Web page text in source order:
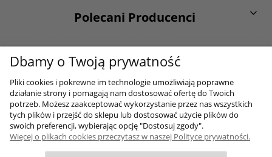
Polecani Producenci
O firmie
Moje konto
Sklep internetowy Shoper.pl
Dbamy o Twoją prywatność
Pliki cookies i pokrewne im technologie umożliwiają poprawne
działanie strony i pomagają nam dostosować ofertę do Twoich
potrzeb. Możesz zaakceptować wykorzystanie przez nas wszystkich
tych plików i przejść do sklepu lub dostosować użycie plików do
swoich preferencji, wybierając opcję "Dostosuj zgody".
Więcej o plikach cookies przeczytasz w naszej Polityce prywatności.